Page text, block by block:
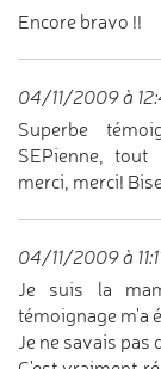
Encore bravo !!
04/11/2009 à
Superbe
SEPienne,
merci, merci!
04/11/2009 à
Je suis la
témoignage m'a
Je ne savais pas